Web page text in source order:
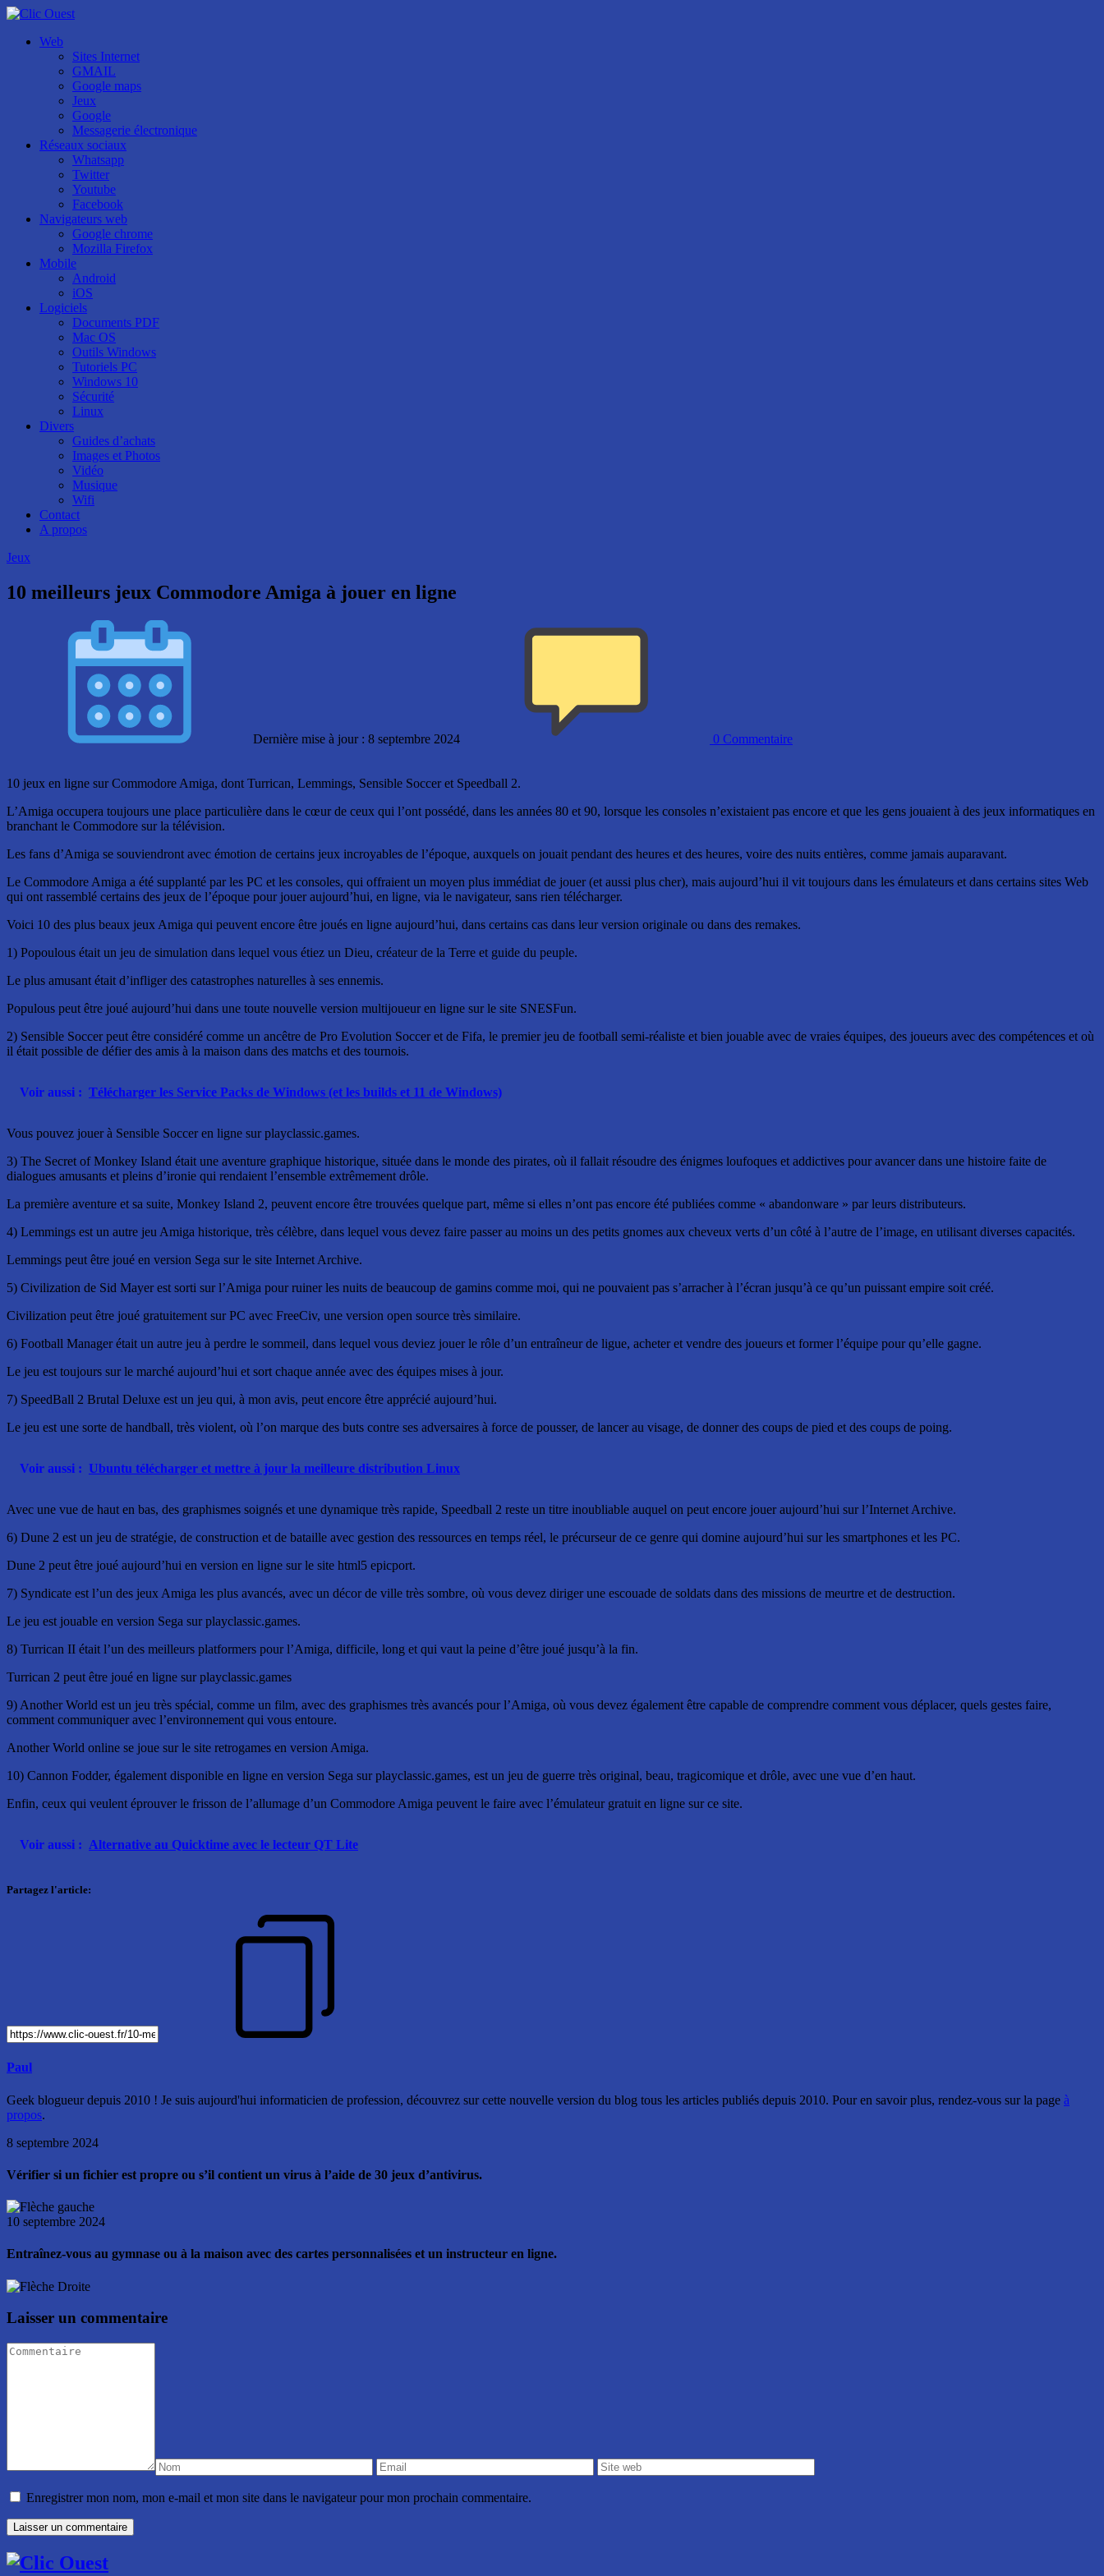
Web
Sites Internet
GMAIL
Google maps
Jeux
Google
Messagerie électronique
Réseaux sociaux
Whatsapp
Twitter
Youtube
Facebook
Navigateurs web
Google chrome
Mozilla Firefox
Mobile
Android
iOS
Logiciels
Documents PDF
Mac OS
Outils Windows
Tutoriels PC
Windows 10
Sécurité
Linux
Divers
Guides d’achats
Images et Photos
Vidéo
Musique
Wifi
Contact
A propos
Jeux
10 meilleurs jeux Commodore Amiga à jouer en ligne
Dernière mise à jour : 8 septembre 2024 0 Commentaire
10 jeux en ligne sur Commodore Amiga, dont Turrican, Lemmings, Sensible Soccer et Speedball 2.
L’Amiga occupera toujours une place particulière dans le cœur de ceux qui l’ont possédé, dans les années 80 et 90, lorsque les consoles n’existaient pas encore et que les gens jouaient à des jeux informatiques en
branchant le Commodore sur la télévision.
Les fans d’Amiga se souviendront avec émotion de certains jeux incroyables de l’époque, auxquels on jouait pendant des heures et des heures, voire des nuits entières, comme jamais auparavant.
Le Commodore Amiga a été supplanté par les PC et les consoles, qui offraient un moyen plus immédiat de jouer (et aussi plus cher), mais aujourd’hui il vit toujours dans les émulateurs et dans certains sites Web
qui ont rassemblé certains des jeux de l’époque pour jouer aujourd’hui, en ligne, via le navigateur, sans rien télécharger.
Voici 10 des plus beaux jeux Amiga qui peuvent encore être joués en ligne aujourd’hui, dans certains cas dans leur version originale ou dans des remakes.
1) Popoulous était un jeu de simulation dans lequel vous étiez un Dieu, créateur de la Terre et guide du peuple.
Le plus amusant était d’infliger des catastrophes naturelles à ses ennemis.
Populous peut être joué aujourd’hui dans une toute nouvelle version multijoueur en ligne sur le site SNESFun.
2) Sensible Soccer peut être considéré comme un ancêtre de Pro Evolution Soccer et de Fifa, le premier jeu de football semi-réaliste et bien jouable avec de vraies équipes, des joueurs avec des compétences et où
il était possible de défier des amis à la maison dans des matchs et des tournois.
Voir aussi : Télécharger les Service Packs de Windows (et les builds et 11 de Windows)
Vous pouvez jouer à Sensible Soccer en ligne sur playclassic.games.
3) The Secret of Monkey Island était une aventure graphique historique, située dans le monde des pirates, où il fallait résoudre des énigmes loufoques et addictives pour avancer dans une histoire faite de
dialogues amusants et pleins d’ironie qui rendaient l’ensemble extrêmement drôle.
La première aventure et sa suite, Monkey Island 2, peuvent encore être trouvées quelque part, même si elles n’ont pas encore été publiées comme « abandonware » par leurs distributeurs.
4) Lemmings est un autre jeu Amiga historique, très célèbre, dans lequel vous devez faire passer au moins un des petits gnomes aux cheveux verts d’un côté à l’autre de l’image, en utilisant diverses capacités.
Lemmings peut être joué en version Sega sur le site Internet Archive.
5) Civilization de Sid Mayer est sorti sur l’Amiga pour ruiner les nuits de beaucoup de gamins comme moi, qui ne pouvaient pas s’arracher à l’écran jusqu’à ce qu’un puissant empire soit créé.
Civilization peut être joué gratuitement sur PC avec FreeCiv, une version open source très similaire.
6) Football Manager était un autre jeu à perdre le sommeil, dans lequel vous deviez jouer le rôle d’un entraîneur de ligue, acheter et vendre des joueurs et former l’équipe pour qu’elle gagne.
Le jeu est toujours sur le marché aujourd’hui et sort chaque année avec des équipes mises à jour.
7) SpeedBall 2 Brutal Deluxe est un jeu qui, à mon avis, peut encore être apprécié aujourd’hui.
Le jeu est une sorte de handball, très violent, où l’on marque des buts contre ses adversaires à force de pousser, de lancer au visage, de donner des coups de pied et des coups de poing.
Voir aussi : Ubuntu télécharger et mettre à jour la meilleure distribution Linux
Avec une vue de haut en bas, des graphismes soignés et une dynamique très rapide, Speedball 2 reste un titre inoubliable auquel on peut encore jouer aujourd’hui sur l’Internet Archive.
6) Dune 2 est un jeu de stratégie, de construction et de bataille avec gestion des ressources en temps réel, le précurseur de ce genre qui domine aujourd’hui sur les smartphones et les PC.
Dune 2 peut être joué aujourd’hui en version en ligne sur le site html5 epicport.
7) Syndicate est l’un des jeux Amiga les plus avancés, avec un décor de ville très sombre, où vous devez diriger une escouade de soldats dans des missions de meurtre et de destruction.
Le jeu est jouable en version Sega sur playclassic.games.
8) Turrican II était l’un des meilleurs platformers pour l’Amiga, difficile, long et qui vaut la peine d’être joué jusqu’à la fin.
Turrican 2 peut être joué en ligne sur playclassic.games
9) Another World est un jeu très spécial, comme un film, avec des graphismes très avancés pour l’Amiga, où vous devez également être capable de comprendre comment vous déplacer, quels gestes faire,
comment communiquer avec l’environnement qui vous entoure.
Another World online se joue sur le site retrogames en version Amiga.
10) Cannon Fodder, également disponible en ligne en version Sega sur playclassic.games, est un jeu de guerre très original, beau, tragicomique et drôle, avec une vue d’en haut.
Enfin, ceux qui veulent éprouver le frisson de l’allumage d’un Commodore Amiga peuvent le faire avec l’émulateur gratuit en ligne sur ce site.
Voir aussi : Alternative au Quicktime avec le lecteur QT Lite
Partagez l'article:
Paul
Geek blogueur depuis 2010 ! Je suis aujourd'hui informaticien de profession, découvrez sur cette nouvelle version du blog tous les articles publiés depuis 2010. Pour en savoir plus, rendez-vous sur la page à
propos.
8 septembre 2024
Vérifier si un fichier est propre ou s’il contient un virus à l’aide de 30 jeux d’antivirus.
10 septembre 2024
Entraînez-vous au gymnase ou à la maison avec des cartes personnalisées et un instructeur en ligne.
Laisser un commentaire
Enregistrer mon nom, mon e-mail et mon site dans le navigateur pour mon prochain commentaire.